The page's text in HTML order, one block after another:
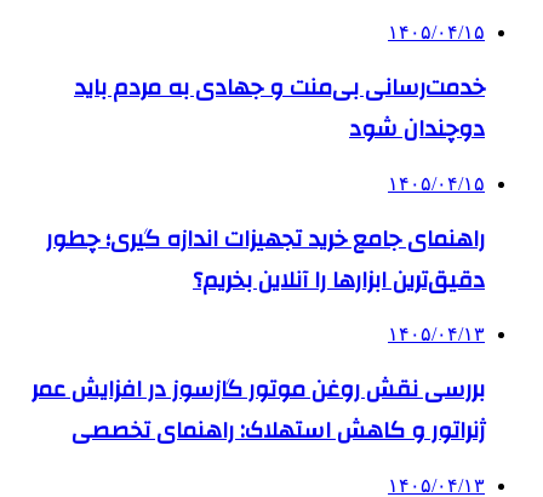
۱۴۰۵/۰۴/۱۵
خدمت‌رسانی بی‌منت و جهادی به مردم باید
دوچندان شود
۱۴۰۵/۰۴/۱۵
راهنمای جامع خرید تجهیزات اندازه گیری؛ چطور
دقیق‌ترین ابزارها را آنلاین بخریم؟
۱۴۰۵/۰۴/۱۳
بررسی نقش روغن موتور گازسوز در افزایش عمر
ژنراتور و کاهش استهلاک: راهنمای تخصصی
۱۴۰۵/۰۴/۱۳